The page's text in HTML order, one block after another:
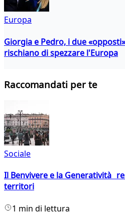
Europa
Giorgia e Pedro, i due
rischiano di spezzare l'Europa
Raccomandati per te
Sociale
Il Benvivere e la Generatività
territori
1 min di lettura